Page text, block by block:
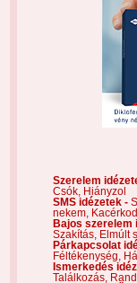
Szerelem
Csók,
Hiányzol
SMS idézetek -
nekem,
Bajos szerelem
Szakítás,
Elmúlt
Párkapcsolat
Féltékenység,
Ismerkedés
Találkozás,